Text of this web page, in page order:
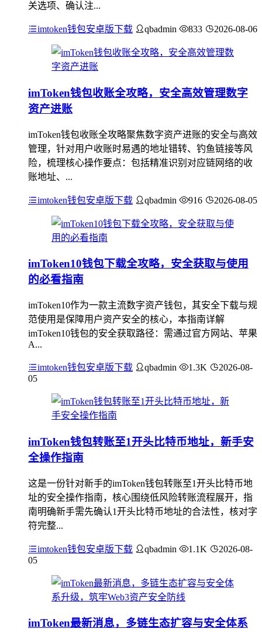
关选项、确认注...
imtoken钱包安卓版下载 qbadmin 833 2026-08-06
imToken钱包收账全攻略，安全高效管理数字
资产进账
imToken钱包收账全攻略聚焦数字资产进账的安全与高效
管理，针对用户收账时易遇的地址错转、钓鱼链接等风
险，梳理核心操作要点：包括精准识别对应链网络的收
账地址、...
imtoken钱包安卓版下载 qbadmin 916 2026-08-05
imToken10钱包下载全攻略，安全获取与使用
的必看指南
imToken10作为一款主流数字资产钱包，其安全下载与规
范使用是保障用户资产安全的核心，本指南详解
imToken10钱包的安全获取路径：需通过官方网站、苹果
A...
imtoken钱包安卓版下载 qbadmin 1.3K
2026-08-
05
imToken钱包转账至1开头比特币地址，新手安
全操作指南
这是一份针对新手的imToken钱包转账至1开头比特币地
址的安全操作指南，核心围绕低风险转账流程展开，指
南明确新手需先确认1开头比特币地址的合法性，核对字
符完整...
imtoken钱包安卓版下载 qbadmin 1.1K
2026-08-
05
imToken最新消息，多链生态扩容与安全体系